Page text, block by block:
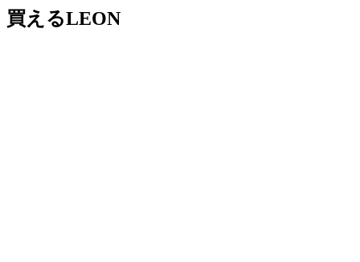
買えるLEON